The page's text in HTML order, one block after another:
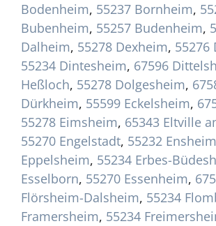
Bodenheim, 55237 Bornheim,
Bubenheim, 55257 Budenheim,
Dalheim, 55278 Dexheim, 55276
55234 Dintesheim, 67596
Heßloch, 55278 Dolgesheim,
Dürkheim, 55599 Eckelsheim,
55278 Eimsheim, 65343 Eltville
55270 Engelstadt, 55232 Ensheim
Eppelsheim, 55234 Erbes-
Esselborn, 55270 Essenheim,
Flörsheim-Dalsheim, 55234
Framersheim, 55234